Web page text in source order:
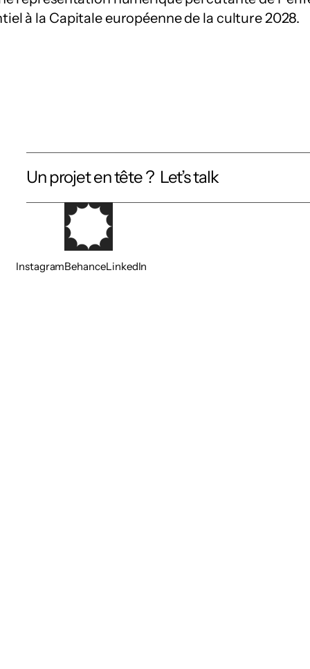
à la Capitale européenne de la culture 2028.
Un projet en tête ?  Let’s talk
InstagramBehanceLinkedIn